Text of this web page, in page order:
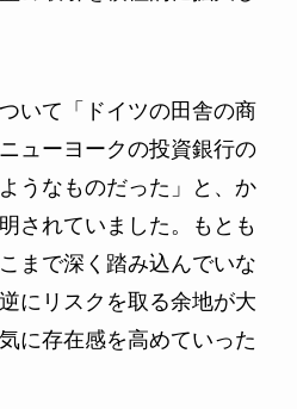
いて「ドイツの田舎の商
ューヨークの投資銀行の
うなものだった」と、か
されていました。もとも
まで深く踏み込んでいな
にリスクを取る余地が大
に存在感を高めていった